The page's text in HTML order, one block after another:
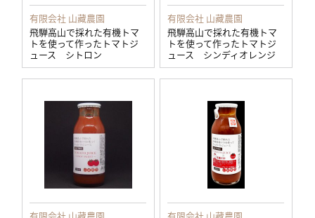
有限会社 山藏農園
飛騨高山で採れた有機トマ
トを使って作ったトマトジ
ュース シトロン
有限会社 山藏農園
飛騨高山で採れた有機トマ
トを使って作ったトマトジ
ュース シンディオレンジ